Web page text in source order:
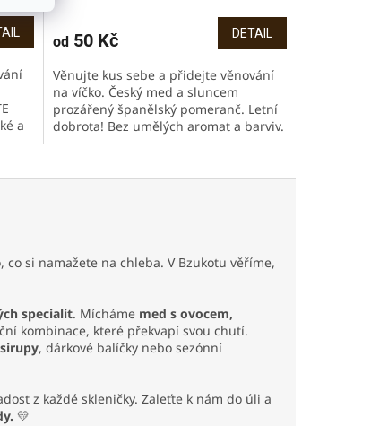
a
od50 Kč DETAIL
Věnujte kus sebe a přidejte věnování
na víčko. Český med a sluncem
prozářený španělský pomeranč. Letní
dobrota! Bez umělých aromat a barviv.
si namažete na chleba. V Bzukotu věříme,
specialit. Mícháme med s ovocem,
kombinace, které překvapí svou chutí.
sirupy, dárkové balíčky nebo sezónní
z každé skleničky. Zaleťte k nám do úli a
💛